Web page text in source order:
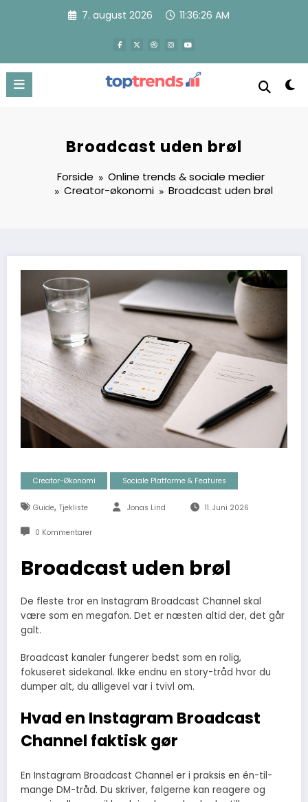
7. august 2026 11:36:28 AM
Broadcast uden brøl
Forside
Online trends & sociale medier
Creator-økonomi
Broadcast uden brøl
Creator-Økonomi Sociale Platforme & Features
Guide, Tjekliste Jonas Lind 11. Juni 2026
0 Kommentarer
Broadcast uden brøl
De fleste tror en Instagram Broadcast Channel skal
være som en megafon. Det er næsten altid der, det går
galt.
Broadcast kanaler fungerer bedst som en rolig,
fokuseret sidekanal. Ikke endnu en story-tråd hvor du
dumper alt, du alligevel var i tvivl om.
Hvad en Instagram Broadcast
Channel faktisk gør
En Instagram Broadcast Channel er i praksis en én-til-
mange DM-tråd. Du skriver, følgerne kan reagere og